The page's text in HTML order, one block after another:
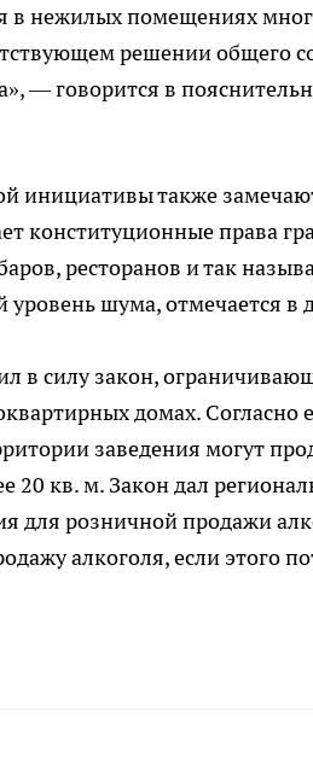
в нежилых помещениях
решении общего
— говорится в
инициативы также
конституционные права
ресторанов и так
шума, отмечается в
в силу закон,
домах.
заведения могут
20 кв. м. Закон дал
для розничной продажи
алкоголя, если этого